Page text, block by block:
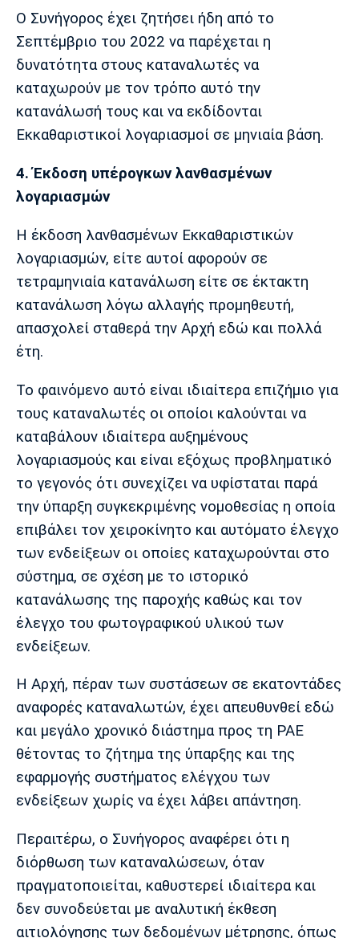
Ο Συνήγορος έχει ζητήσει ήδη από το
Σεπτέμβριο του 2022 να παρέχεται η
δυνατότητα στους καταναλωτές να
καταχωρούν με τον τρόπο αυτό την
κατανάλωσή τους και να εκδίδονται
Εκκαθαριστικοί λογαριασμοί σε μηνιαία βάση.
4. Έκδοση υπέρογκων λανθασμένων
λογαριασμών
Η έκδοση λανθασμένων Εκκαθαριστικών
λογαριασμών, είτε αυτοί αφορούν σε
τετραμηνιαία κατανάλωση είτε σε έκτακτη
κατανάλωση λόγω αλλαγής προμηθευτή,
απασχολεί σταθερά την Αρχή εδώ και πολλά
έτη.
Το φαινόμενο αυτό είναι ιδιαίτερα επιζήμιο για
τους καταναλωτές οι οποίοι καλούνται να
καταβάλουν ιδιαίτερα αυξημένους
λογαριασμούς και είναι εξόχως προβληματικό
το γεγονός ότι συνεχίζει να υφίσταται παρά
την ύπαρξη συγκεκριμένης νομοθεσίας η οποία
επιβάλει τον χειροκίνητο και αυτόματο έλεγχο
των ενδείξεων οι οποίες καταχωρούνται στο
σύστημα, σε σχέση με το ιστορικό
κατανάλωσης της παροχής καθώς και τον
έλεγχο του φωτογραφικού υλικού των
ενδείξεων.
Η Αρχή, πέραν των συστάσεων σε εκατοντάδες
αναφορές καταναλωτών, έχει απευθυνθεί εδώ
και μεγάλο χρονικό διάστημα προς τη ΡΑΕ
θέτοντας το ζήτημα της ύπαρξης και της
εφαρμογής συστήματος ελέγχου των
ενδείξεων χωρίς να έχει λάβει απάντηση.
Περαιτέρω, ο Συνήγορος αναφέρει ότι η
διόρθωση των καταναλώσεων, όταν
πραγματοποιείται, καθυστερεί ιδιαίτερα και
δεν συνοδεύεται με αναλυτική έκθεση
αιτιολόγησης των δεδομένων μέτρησης, όπως